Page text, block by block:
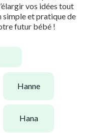
vos idées tout
simple et pratique de
futur bébé !
hanne
hana